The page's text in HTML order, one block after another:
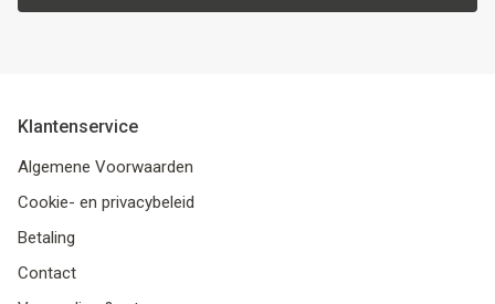
Klantenservice
Algemene Voorwaarden
Cookie- en privacybeleid
Betaling
Contact